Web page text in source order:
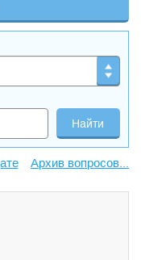
Архив вопросов...